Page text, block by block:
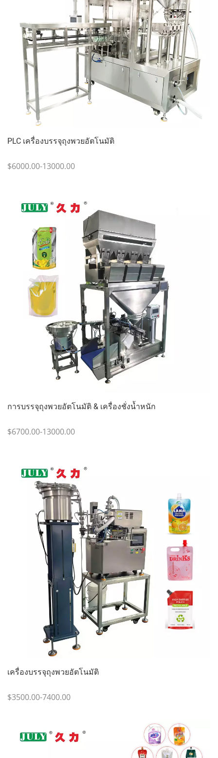
PLC เครื่องบรรจุถุงพวยอัตโนมัติ
$6000.00-13000.00
การบรรจุถุงพวยอัตโนมัติ & เครื่องชั่งน้ำหนัก
$6700.00-13000.00
เครื่องบรรจุถุงพวยอัตโนมัติ
$3500.00-7400.00